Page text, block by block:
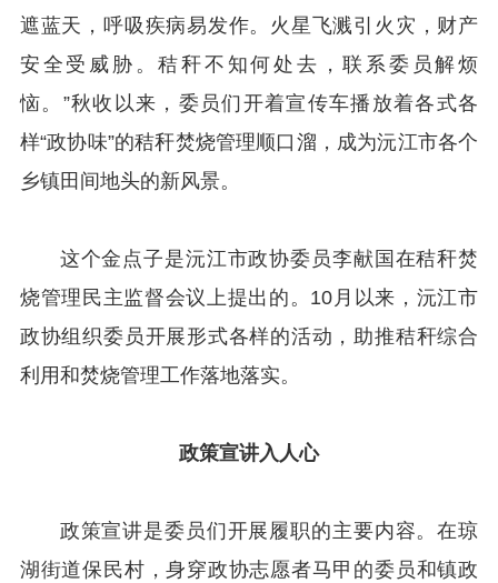
遮蓝天，呼吸疾病易发作。火星飞溅引火灾，财产
安全受威胁。秸秆不知何处去，联系委员解烦
恼。”秋收以来，委员们开着宣传车播放着各式各
样“政协味”的秸秆焚烧管理顺口溜，成为沅江市各个
乡镇田间地头的新风景。
这个金点子是沅江市政协委员李献国在秸秆焚
烧管理民主监督会议上提出的。10月以来，沅江市
政协组织委员开展形式各样的活动，助推秸秆综合
利用和焚烧管理工作落地落实。
政策宣讲入人心
政策宣讲是委员们开展履职的主要内容。在琼
湖街道保民村，身穿政协志愿者马甲的委员和镇政